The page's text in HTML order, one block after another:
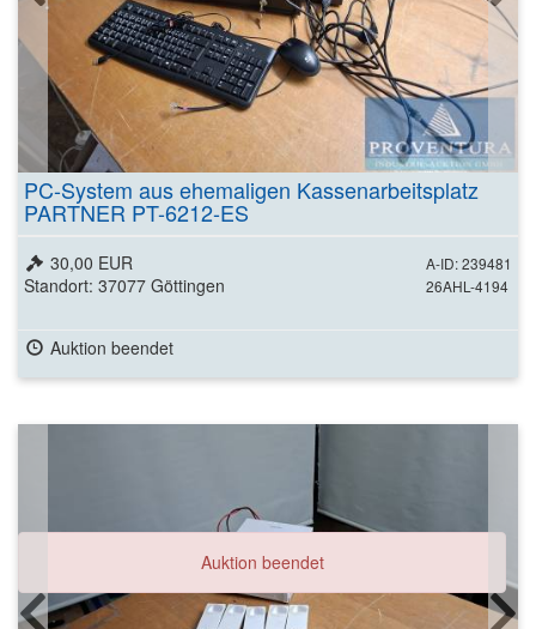
PC-System aus ehemaligen Kassenarbeitsplatz
PARTNER PT-6212-ES
A-ID: 239481
26AHL-4194
30,00 EUR
Standort: 37077 Göttingen
Auktion beendet
Auktion beendet